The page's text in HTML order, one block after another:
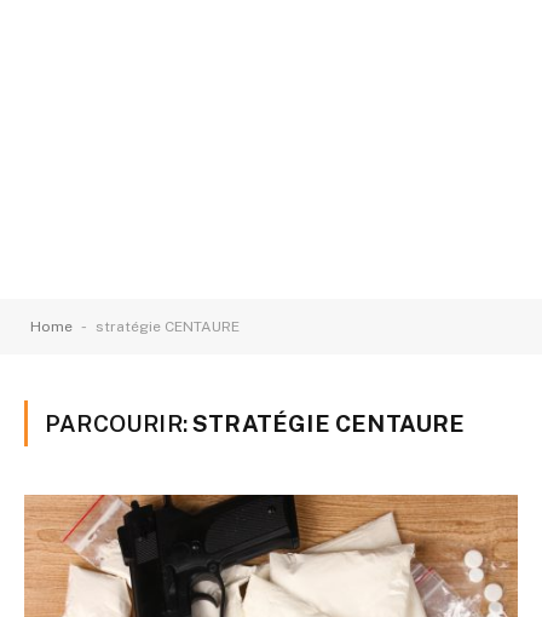
Home - stratégie CENTAURE
PARCOURIR:STRATÉGIE CENTAURE